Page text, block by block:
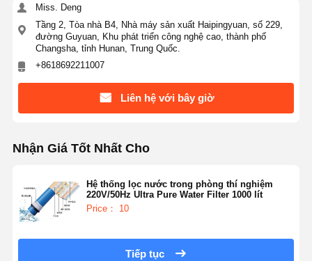
Phụ kiện hệ thống lọc nước
Miss. Deng
Tầng 2, Tòa nhà B4, Nhà máy sản xuất Haipingyuan, số 229,
đường Guyuan, Khu phát triển công nghệ cao, thành phố
Changsha, tỉnh Hunan, Trung Quốc.
+8618692211007
Liên hệ với bây giờ
Nhận Giá Tốt Nhất Cho
Hệ thống lọc nước trong phòng thí nghiệm
220V/50Hz Ultra Pure Water Filter 1000 lít
Price： 10
Tiếp tục